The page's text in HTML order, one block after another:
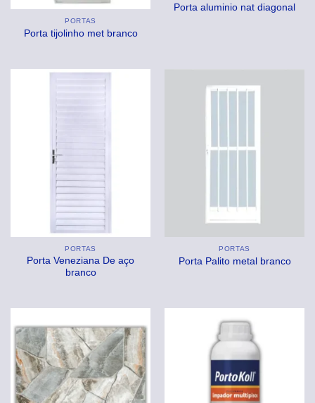
PORTAS
Porta tijolinho met branco
Porta aluminio nat diagonal
PORTAS
Porta Veneziana De aço
branco
PORTAS
Porta Palito metal branco